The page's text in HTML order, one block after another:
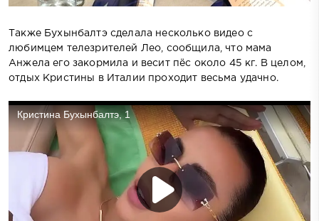
Также Бухынбалтэ сделала несколько видео с
любимцем телезрителей Лео, сообщила, что мама
Анжела его закормила и весит пёс около 45 кг. В целом,
отдых Кристины в Италии проходит весьма удачно.